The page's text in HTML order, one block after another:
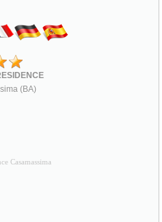
(BA)
Casamassima